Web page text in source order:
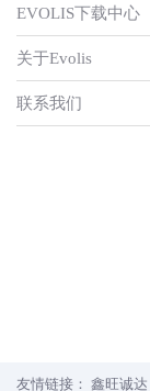
EVOLIS下载中心
关于Evolis
联系我们
友情链接： 鑫旺诚达